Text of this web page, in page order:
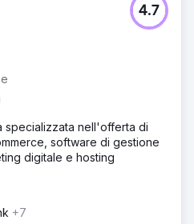
4.7
specializzata nell'offerta di
software di gestione
digitale e hosting
+7